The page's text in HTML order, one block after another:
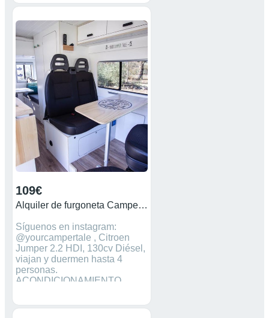
109€
Alquiler de furgoneta Camper L3H2
Síguenos en instagram:
@yourcampertale , Citroen
Jumper 2.2 HDI, 130cv Diésel,
viajan y duermen hasta 4
personas.
ACONDICIONAMIENTO
independencia energética, gas